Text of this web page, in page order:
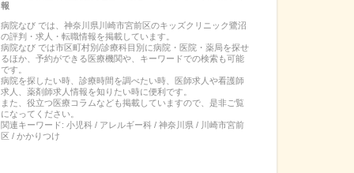
報
病院なび では、 神奈川県 川崎市宮前区のキッズクリニック鷺沼
の評判・求人・転職情報を掲載しています。
病院なび では市区町村別/診療科目別に病院・医院・薬局を探せ
るほか、予約ができる医療機関や、キーワードでの検索も可能
です。
病院を探したい時、診療時間を調べたい時、医師求人や看護師
求人、薬剤師求人情報を知りたい時に便利です。
また、役立つ医療コラムなども掲載していますので、是非ご覧
になってください。
関連キーワード: 小児科 / アレルギー科 / 神奈川県 / 川崎市宮前
区 / かかりつけ